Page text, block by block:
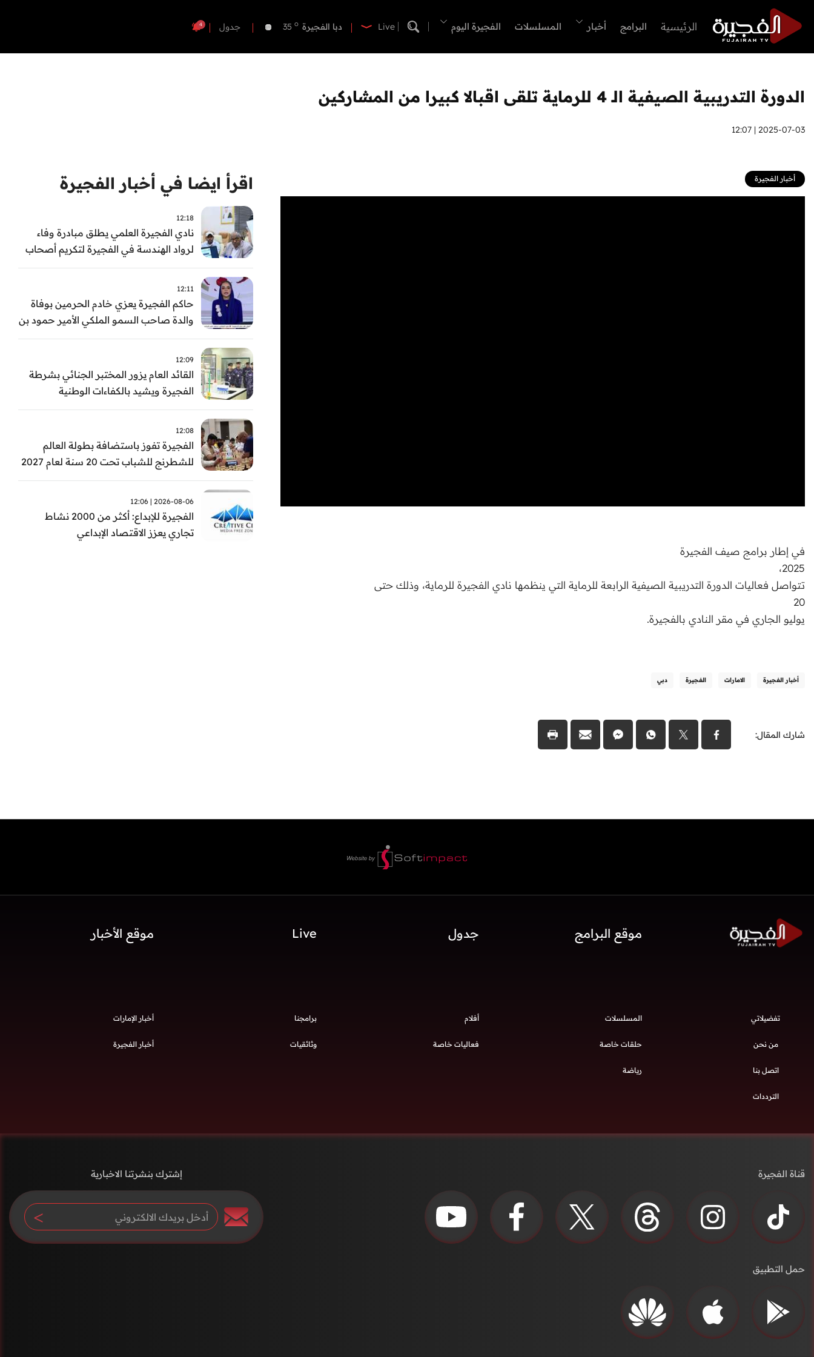
الرئيسية البرامج أخبار المسلسلات الفجيرة اليوم Live دبا الفجيرة 35 o
أم القيوين
جدول 4
الدورة التدريبية الصيفية الـ 4 للرماية تلقى اقبالا كبيرا من المشاركين
2025-07-03 | 12:07
أخبار الفجيرة
في إطار برامج صيف الفجيرة
2025،
تتواصل فعاليات الدورة التدريبية الصيفية الرابعة للرماية التي ينظمها نادي الفجيرة للرماية، وذلك حتى
20
يوليو الجاري في مقر النادي بالفجيرة.
أخبار الفجيرة الامارات الفجيرة دبي
شارك المقال:
اقرأ ايضا في أخبار الفجيرة
12:18
نادي الفجيرة العلمي يطلق مبادرة وفاء
لرواد الهندسة في الفجيرة لتكريم أصحاب
العطاء وترسيخ الإرث الهندسي بالفجيرة
12:11
حاكم الفجيرة يعزي خادم الحرمين بوفاة
والدة صاحب السمو الملكي الأمير حمود بن
سعود بن عبد العزيز آل سعود
12:09
القائد العام يزور المختبر الجنائي بشرطة
الفجيرة ويشيد بالكفاءات الوطنية
والتقنيات الحديثة
12:08
الفجيرة تفوز باستضافة بطولة العالم
للشطرنج للشباب تحت 20 سنة لعام 2027
2026-08-06 | 12:06
الفجيرة للإبداع: أكثر من 2000 نشاط
تجاري يعزز الاقتصاد الإبداعي
موقع البرامج جدول Live موقع الأخبار
تفضيلاتي
من نحن
اتصل بنا
الترددات
المسلسلات أفلام برامجنا
حلقات خاصة فعاليات خاصة وثائقيات
رياضة
أخبار الإمارات
أخبار الفجيرة
قناة الفجيرة
حمل التطبيق
إشترك بنشرتنا الاخبارية